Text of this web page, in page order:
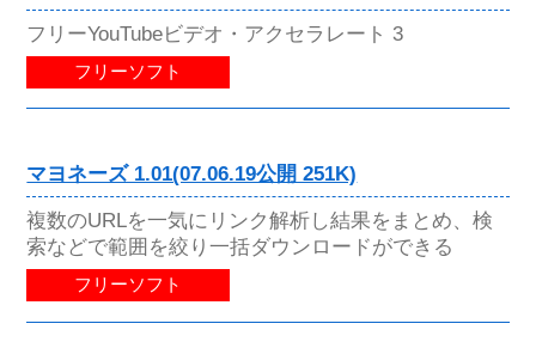
フリーYouTubeビデオ・アクセラレート 3
フリーソフト
マヨネーズ 1.01(07.06.19公開 251K)
複数のURLを一気にリンク解析し結果をまとめ、検
索などで範囲を絞り一括ダウンロードができる
フリーソフト